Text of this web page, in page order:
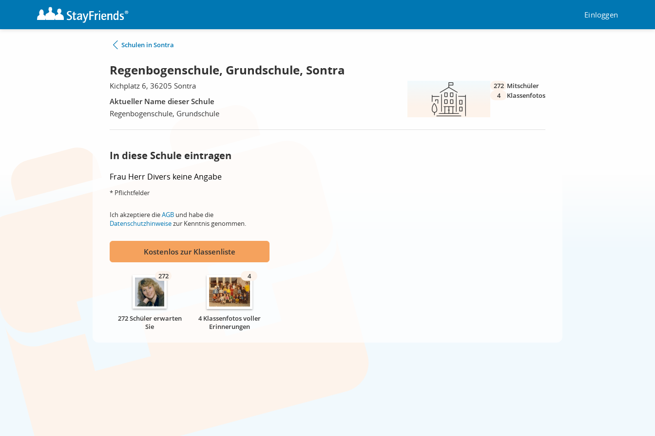
Einloggen
Schulen in Sontra
Regenbogenschule, Grundschule, Sontra
Kichplatz 6, 36205 Sontra
Aktueller Name dieser Schule
Regenbogenschule, Grundschule
272 Mitschüler
4
Klassenfotos
In diese Schule eintragen
Frau Herr Divers keine Angabe
* Pflichtfelder
Ich akzeptiere dieAGB und habe die
Datenschutzhinweisezur Kenntnis genommen.
Kostenlos zur Klassenliste
272
272 Schüler erwarten
Sie
4
4 Klassenfotos voller
Erinnerungen